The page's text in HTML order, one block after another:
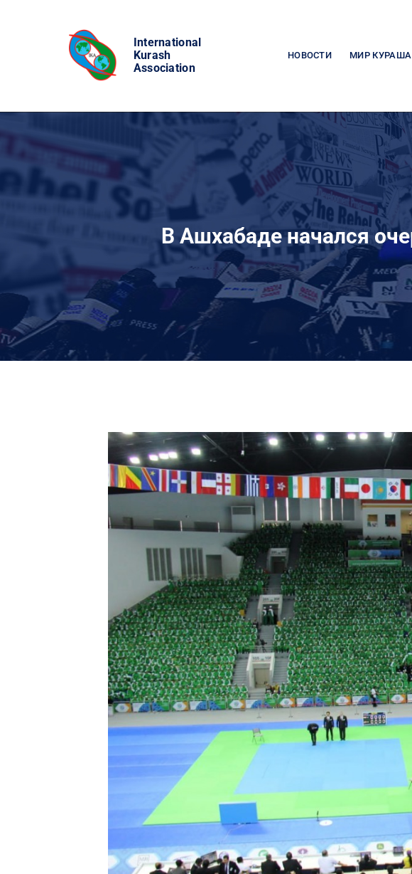
International
Kurash
Association
НОВОСТИ МИР КУРАША
В Ашхабаде начался